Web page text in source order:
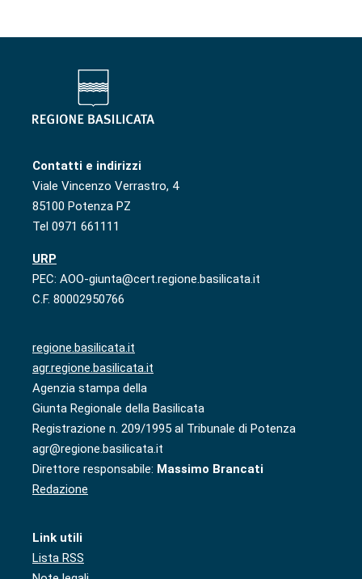
Contatti e indirizzi
Viale Vincenzo Verrastro, 4
85100 Potenza PZ
Tel 0971 661111
URP
PEC: AOO-giunta@cert.regione.basilicata.it
C.F. 80002950766
regione.basilicata.it
agr.regione.basilicata.it
Agenzia stampa della
Giunta Regionale della Basilicata
Registrazione n. 209/1995 al Tribunale di Potenza
agr@regione.basilicata.it
Direttore responsabile: Massimo Brancati
Redazione
Link utili
Lista RSS